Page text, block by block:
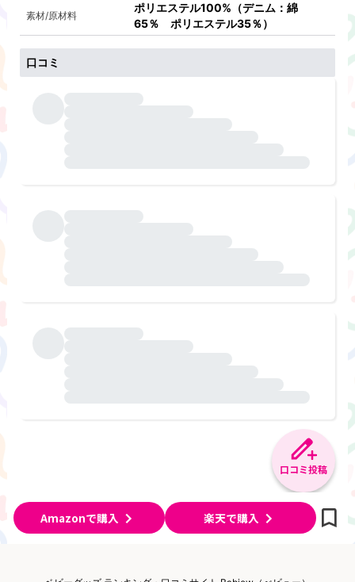
素材/原材料
ポリエステル100%（デニム：綿
65％ ポリエステル35％）
口コミ
口コミ投稿
Amazonで購入 楽天で購入